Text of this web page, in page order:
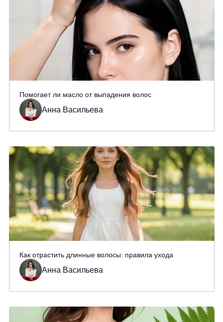
Помогает ли масло от выпадения волос
Анна Васильева
Как отрастить длинные волосы: правила ухода
Анна Васильева